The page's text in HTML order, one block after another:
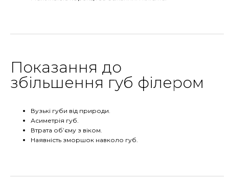
Показання до
збільшення губ філером
Вузькі губи від природи.
Асиметрія губ.
Втрата об’єму з віком.
Наявність зморшок навколо губ.